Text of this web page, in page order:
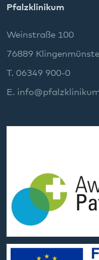
Pfalzklinikum
Weinstraße 100
76889
T. 06349 900-0
E. info@